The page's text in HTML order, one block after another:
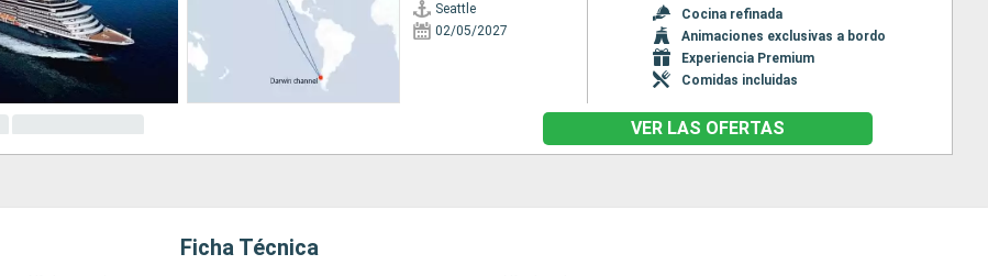
Seattle
02/05/2027
Cocina refinada
Animaciones exclusivas a bordo
Experiencia Premium
Comidas incluidas
VER LAS OFERTAS
Ficha Técnica